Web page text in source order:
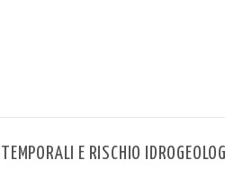
TEMPORALI E RISCHIO